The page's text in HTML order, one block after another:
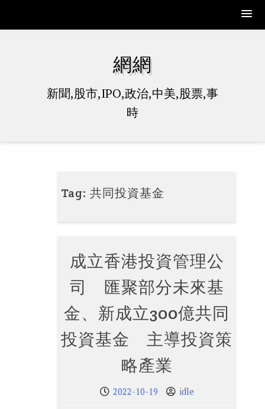
網網
新聞,股市,IPO,政治,中美,股票,事
時
Tag:共同投資基金
成立香港投資管理公
司 匯聚部分未來基
金、新成立300億共同
投資基金 主導投資策
略產業
2022-10-19 idle